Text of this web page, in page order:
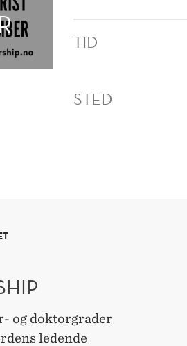
TID
STED
og doktorgrader
ledende